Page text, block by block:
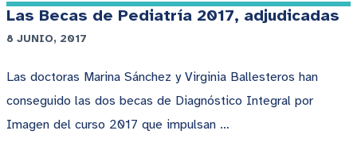
Las Becas de Pediatría 2017, adjudicadas
8 JUNIO, 2017
Las doctoras Marina Sánchez y Virginia Ballesteros han
conseguido las dos becas de Diagnóstico Integral por
Imagen del curso 2017 que impulsan …